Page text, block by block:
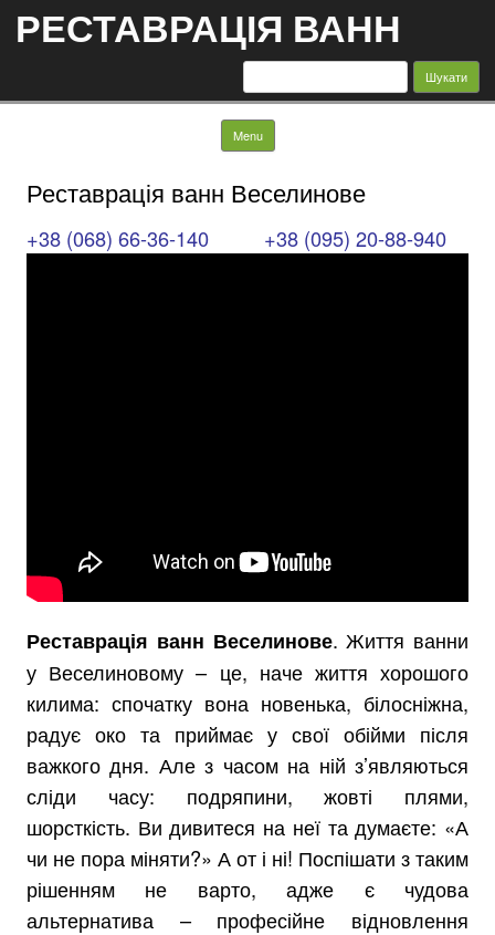
РЕСТАВРАЦІЯ ВАНН
Пошук:
Menu Skip to content
Реставрація ванн Веселинове
+38 (068) 66-36-140 +38 (095) 20-88-940
Реставрація ванн Веселинове. Життя ванни
у Веселиновому – це, наче життя хорошого
килима: спочатку вона новенька, білосніжна,
радує око та приймає у свої обійми після
важкого дня. Але з часом на ній з’являються
сліди часу: подряпини, жовті плями,
шорсткість. Ви дивитеся на неї та думаєте: «А
чи не пора міняти?» А от і ні! Поспішати з таким
рішенням не варто, адже є чудова
альтернатива – професійне відновлення